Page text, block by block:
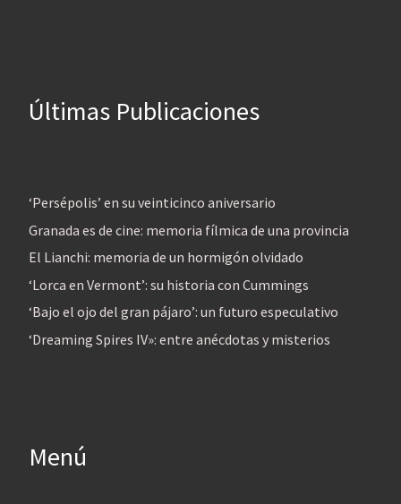
Últimas Publicaciones
‘Persépolis’ en su veinticinco aniversario
Granada es de cine: memoria fílmica de una provincia
El Lianchi: memoria de un hormigón olvidado
‘Lorca en Vermont’: su historia con Cummings
‘Bajo el ojo del gran pájaro’: un futuro especulativo
‘Dreaming Spires IV»: entre anécdotas y misterios
Menú